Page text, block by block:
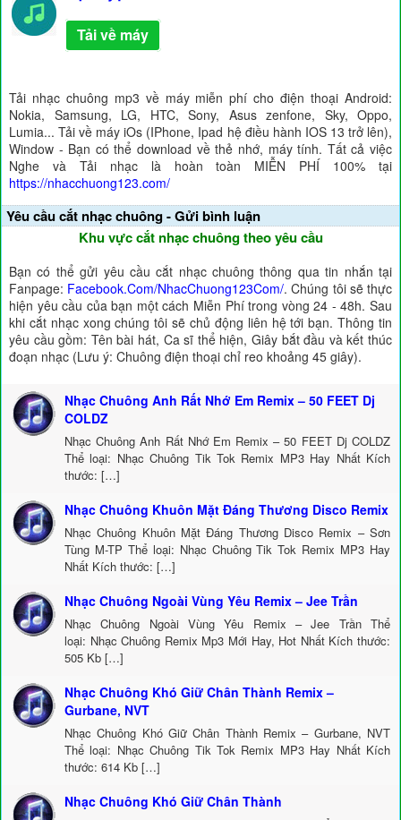
Tải về máy
Tải nhạc chuông mp3 về máy miễn phí cho điện thoại Android:
Nokia, Samsung, LG, HTC, Sony, Asus zenfone, Sky, Oppo,
Lumia... Tải về máy iOs (IPhone, Ipad hệ điều hành IOS 13 trở lên),
Window - Bạn có thể download về thẻ nhớ, máy tính. Tất cả việc
Nghe và Tải nhạc là hoàn toàn MIỄN PHÍ 100% tại
https://nhacchuong123.com/
Yêu cầu cắt nhạc chuông - Gửi bình luận
Khu vực cắt nhạc chuông theo yêu cầu
Bạn có thể gửi yêu cầu cắt nhạc chuông thông qua tin nhắn tại
Fanpage: Facebook.Com/NhacChuong123Com/. Chúng tôi sẽ thực
hiện yêu cầu của bạn một cách Miễn Phí trong vòng 24 - 48h. Sau
khi cắt nhạc xong chúng tôi sẽ chủ động liên hệ tới bạn. Thông tin
yêu cầu gồm: Tên bài hát, Ca sĩ thể hiện, Giây bắt đầu và kết thúc
đoạn nhạc (Lưu ý: Chuông điện thoại chỉ reo khoảng 45 giây).
Nhạc Chuông Anh Rất Nhớ Em Remix – 50 FEET Dj
COLDZ
Nhạc Chuông Anh Rất Nhớ Em Remix – 50 FEET Dj COLDZ
Thể loại: Nhạc Chuông Tik Tok Remix MP3 Hay Nhất Kích
thước: […]
Nhạc Chuông Khuôn Mặt Đáng Thương Disco Remix
Nhạc Chuông Khuôn Mặt Đáng Thương Disco Remix – Sơn
Tùng M-TP Thể loại: Nhạc Chuông Tik Tok Remix MP3 Hay
Nhất Kích thước: […]
Nhạc Chuông Ngoài Vùng Yêu Remix – Jee Trần
Nhạc Chuông Ngoài Vùng Yêu Remix – Jee Trần Thể
loại: Nhạc Chuông Remix Mp3 Mới Hay, Hot Nhất Kích thước:
505 Kb […]
Nhạc Chuông Khó Giữ Chân Thành Remix –
Gurbane, NVT
Nhạc Chuông Khó Giữ Chân Thành Remix – Gurbane, NVT
Thể loại: Nhạc Chuông Tik Tok Remix MP3 Hay Nhất Kích
thước: 614 Kb […]
Nhạc Chuông Khó Giữ Chân Thành